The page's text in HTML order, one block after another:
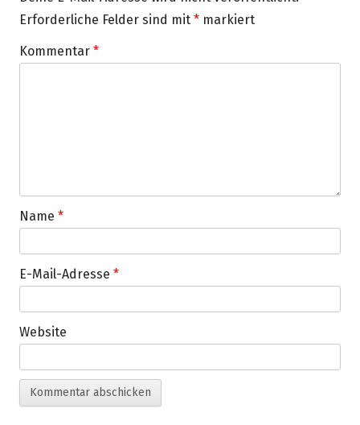
Erforderliche Felder sind mit * markiert
Kommentar *
Name *
E-Mail-Adresse *
Website